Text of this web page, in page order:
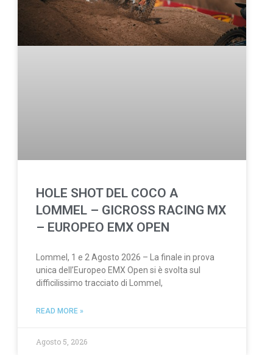
HOLE SHOT DEL COCO A
LOMMEL – GICROSS RACING MX
– EUROPEO EMX OPEN
Lommel, 1 e 2 Agosto 2026 – La finale in prova
unica dell’Europeo EMX Open si è svolta sul
difficilissimo tracciato di Lommel,
READ MORE »
Agosto 5, 2026